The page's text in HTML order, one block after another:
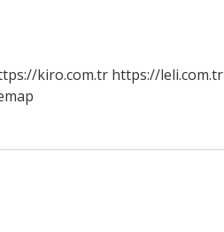
kiro.com.tr https://leli.com.tr